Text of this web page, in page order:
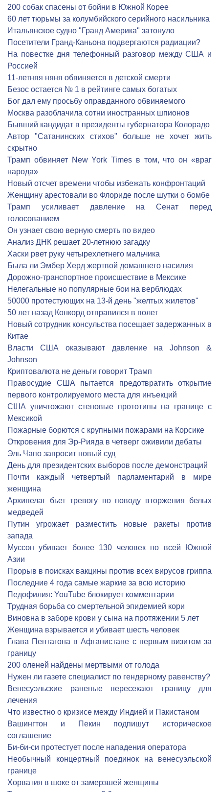
200 собак спасены от бойни в Южной Корее
60 лет тюрьмы за колумбийского серийного насильника
Итальянское судно "Гранд Америка" затонуло
Посетители Гранд-Каньона подвергаются радиации?
На повестке дня телефонный разговор между США и
Россией
11-летняя няня обвиняется в детской смерти
Безос остается № 1 в рейтинге самых богатых
Бог дал ему просьбу оправданного обвиняемого
Москва разоблачила сотни иностранных шпионов
Бывший кандидат в президенты губернатора Колорадо
Автор "Сатанинских стихов" больше не хочет жить
скрытно
Трамп обвиняет New York Times в том, что он «враг
народа»
Новый отсчет времени чтобы избежать конфронтаций
Женщину арестовали во Флориде после шутки о бомбе
Трамп усиливает давление на Сенат перед
голосованием
Он узнает свою верную смерть по видео
Анализ ДНК решает 20-летнюю загадку
Хаски рвет руку четырехлетнего мальчика
Была ли Эмбер Херд жертвой домашнего насилия
Дорожно-транспортное происшествие в Мексике
Нелегальные но популярные бои на верблюдах
50000 протестующих на 13-й день "желтых жилетов"
50 лет назад Конкорд отправился в полет
Новый сотрудник консульства посещает задержанных в
Китае
Власти США оказывают давление на Johnson &
Johnson
Криптовалюта не деньги говорит Трамп
Правосудие США пытается предотвратить открытие
первого контролируемого места для инъекций
США уничтожают стеновые прототипы на границе с
Мексикой
Пожарные борются с крупными пожарами на Корсике
Откровения для Эр-Рияда в четверг оживили дебаты
Эль Чапо запросит новый суд
День для президентских выборов после демонстраций
Почти каждый четвертый парламентарий в мире
женщина
Архипелаг бьет тревогу по поводу вторжения белых
медведей
Путин угрожает разместить новые ракеты против
запада
Муссон убивает более 130 человек по всей Южной
Азии
Прорыв в поисках вакцины против всех вирусов гриппа
Последние 4 года самые жаркие за всю историю
Педофилия: YouTube блокирует комментарии
Трудная борьба со смертельной эпидемией кори
Виновна в заборе крови у сына на протяжении 5 лет
Женщина взрывается и убивает шесть человек
Глава Пентагона в Афганистане с первым визитом за
границу
200 оленей найдены мертвыми от голода
Нужен ли газете специалист по гендерному равенству?
Венесуэльские раненые пересекают границу для
лечения
Что известно о кризисе между Индией и Пакистаном
Вашингтон и Пекин подпишут историческое
соглашение
Би-би-си протестует после нападения оператора
Необычный концертный поединок на венесуэльской
границе
Хорватия в шоке от замерзшей женщины